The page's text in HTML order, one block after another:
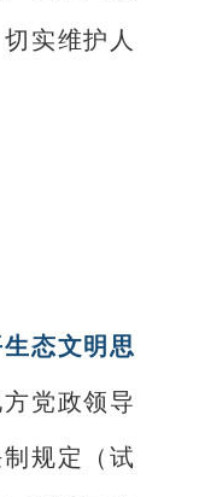
实维护人
态文明思
党政领导
规定（试